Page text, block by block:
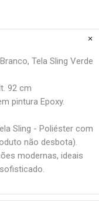
Tela Sling Verde
92 cm
pintura Epoxy.
Sling - Poliéster com
não desbota).
modernas, ideais